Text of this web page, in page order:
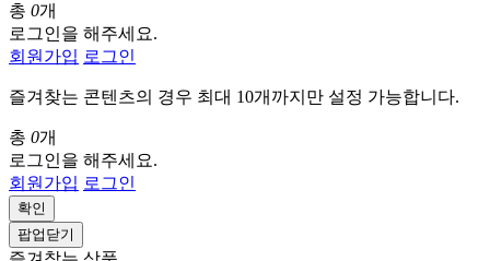
총 0개
로그인을 해주세요.
회원가입 로그인
즐겨찾는 콘텐츠의 경우 최대 10개까지만 설정 가능합니다.
총 0개
로그인을 해주세요.
회원가입 로그인
확인
팝업닫기